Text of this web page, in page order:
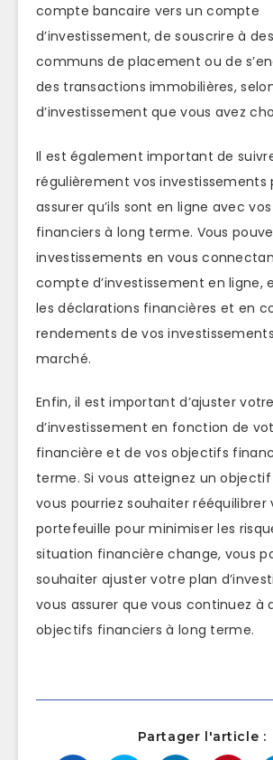
compte bancaire vers un compte
d’investissement, de souscrire à
communs de placement ou de
des transactions immobilières,
d’investissement que vous avez
Il est également important de
régulièrement vos investissements
assurer qu’ils sont en ligne avec
financiers à long terme. Vous
investissements en vous
compte d’investissement en ligne,
les déclarations financières et en
rendements de vos
marché.
Enfin, il est important d’ajuster
d’investissement en fonction de
financière et de vos objectifs
terme. Si vous atteignez un
vous pourriez souhaiter rééquilibrer
portefeuille pour minimiser les
situation financière change, vous
souhaiter ajuster votre plan
vous assurer que vous continuez à
objectifs financiers à long terme.
Partager l'article :